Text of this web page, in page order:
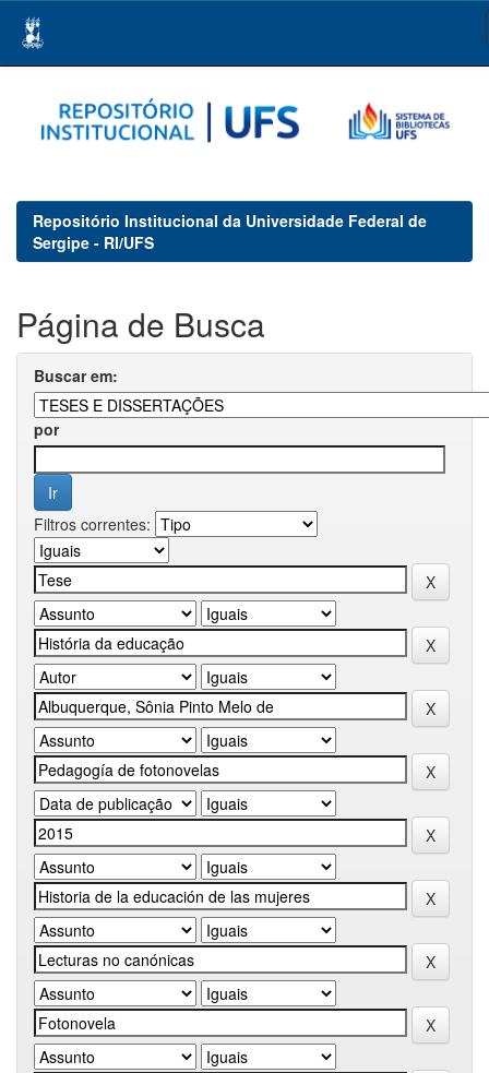
navigation
Repositório Institucional da Universidade Federal de
Sergipe - RI/UFS
Página de Busca
Buscar em:
por
Filtros correntes: